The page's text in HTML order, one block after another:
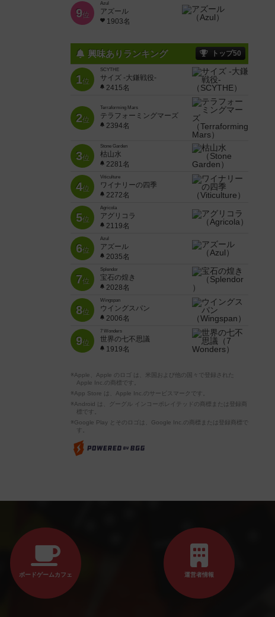
9位
Azul
アズール
1903名
興味ありランキング トップ50
1位
SCYTHE
サイズ -大鎌戦役-
2415名
2位
Terraforming Mars
テラフォーミングマーズ
2394名
3位
Stone Garden
枯山水
2281名
4位
Viticulture
ワイナリーの四季
2272名
5位
Agricola
アグリコラ
2119名
6位
Azul
アズール
2035名
7位
Splendor
宝石の煌き
2028名
8位
Wingspan
ウイングスパン
2006名
9位
7 Wonders
世界の七不思議
1919名
※Apple、Apple のロゴ は、米国および他の国々で登録された
Apple Inc.の商標です。
※App Store は、Apple Inc.のサービスマークです。
※Android は、グーグル インコーポレイテッドの商標または登録商
標です。
※Google Play とそのロゴは、Google Inc.の商標または登録商標で
す。
ボードゲームカフェ 運営者情報